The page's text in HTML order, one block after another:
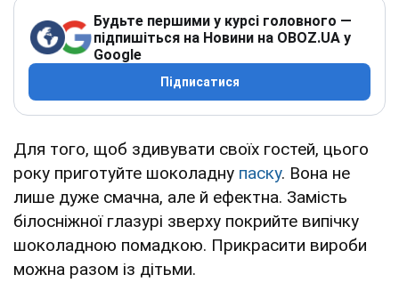
Будьте першими у курсі головного —
підпишіться на Новини на OBOZ.UA у
Google
Підписатися
Для того, щоб здивувати своїх гостей, цього
року приготуйте шоколадну паску. Вона не
лише дуже смачна, але й ефектна. Замість
білосніжної глазурі зверху покрийте випічку
шоколадною помадкою. Прикрасити вироби
можна разом із дітьми.